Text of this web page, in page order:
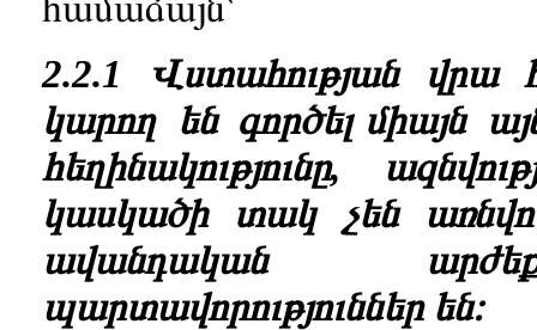
2.2.1 Վստահության վրա
կարող են գործել միայն
հեղինակությունը,
կասկածի տակ չեն
ավանդական
պարտավորություններ են։